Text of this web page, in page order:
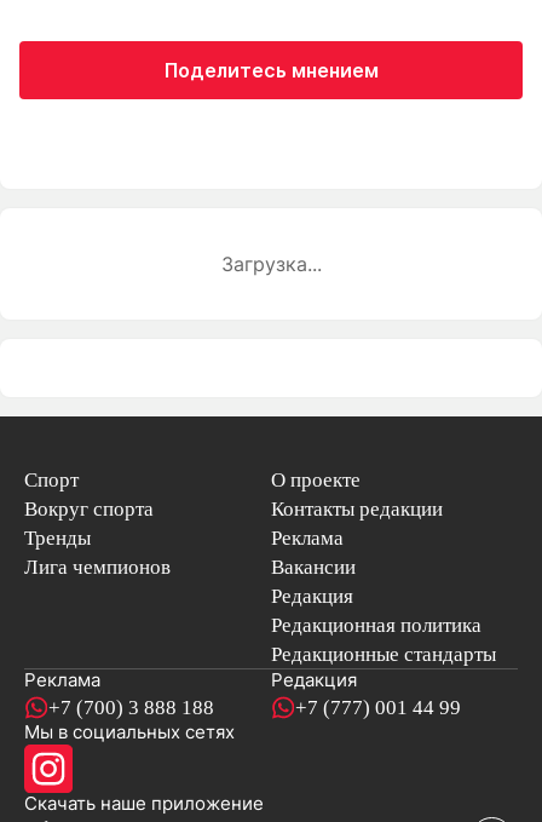
Поделитесь мнением
Загрузка...
Спорт
Вокруг спорта
Тренды
Лига чемпионов
О проекте
Контакты редакции
Реклама
Вакансии
Редакция
Редакционная политика
Редакционные стандарты
Реклама
+7 (700) 3 888 188
Редакция
+7 (777) 001 44 99
Мы в социальных сетях
Скачать наше приложениеновостей